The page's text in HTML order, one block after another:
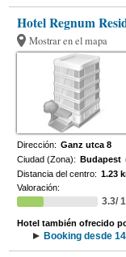
Hotel Regnum
Mostrar en el mapa
Dirección: Ganz utca 8
Ciudad (Zona): Budapest
Distancia del centro: 1.23
Valoración:
3.3/
Hotel también ofrecido
Booking desde